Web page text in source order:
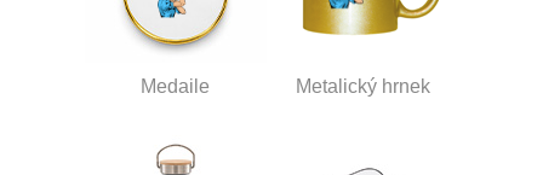
Medaile Metalický hrnek